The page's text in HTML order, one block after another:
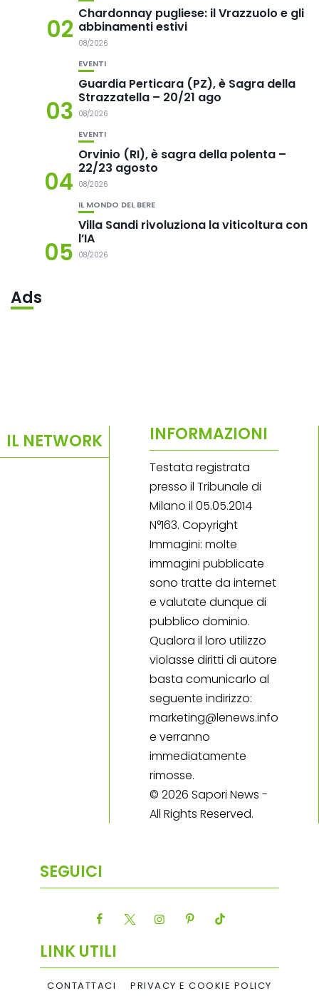
02
Chardonnay pugliese: il Vrazzuolo e gli
abbinamenti estivi
08/2026
03
EVENTI
Guardia Perticara (PZ), è Sagra della
Strazzatella – 20/21 ago
08/2026
04
EVENTI
Orvinio (RI), è sagra della polenta –
22/23 agosto
08/2026
05
IL MONDO DEL BERE
Villa Sandi rivoluziona la viticoltura con
l’IA
08/2026
Ads
IL NETWORK INFORMAZIONI
Testata registrata
presso il Tribunale di
Milano il 05.05.2014
N°163. Copyright
Immagini: molte
immagini pubblicate
sono tratte da internet
e valutate dunque di
pubblico dominio.
Qualora il loro utilizzo
violasse diritti di autore
basta comunicarlo al
seguente indirizzo:
marketing@lenews.info
e verranno
immediatamente
rimosse.
© 2026 Sapori News -
All Rights Reserved.
SEGUICI
LINK UTILI
CONTATTACI PRIVACY E COOKIE POLICY